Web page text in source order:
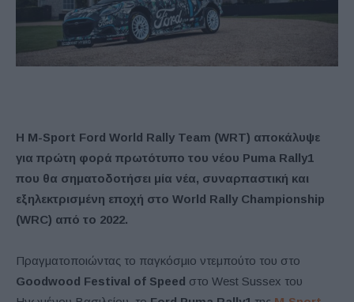
Η M-Sport Ford World Rally Team (WRT) αποκάλυψε
για πρώτη φορά πρωτότυπο του νέου Puma Rally1
που θα σηματοδοτήσει μία νέα, συναρπαστική και
εξηλεκτρισμένη εποχή στο World Rally Championship
(WRC) από το 2022.
Πραγματοποιώντας το παγκόσμιο ντεμπούτο του στο
Goodwood Festival of Speed στο West Sussex του